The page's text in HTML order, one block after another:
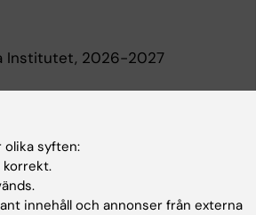
Institutet, 2026-2027
2013
olika syften:
korrekt.
innehåll och annonser från externa